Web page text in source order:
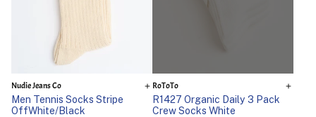
Nudie Jeans Co
Men Tennis Socks Stripe
OffWhite/Black
RoToTo
R1427 Organic Daily 3 Pack
Crew Socks White